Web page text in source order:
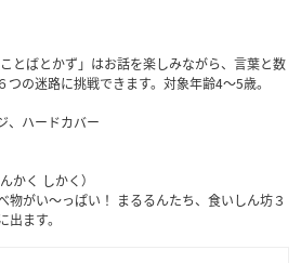
とばとかず」はお話を楽しみながら、言葉と数
の迷路に挑戦できます。対象年齢4～5歳。
、ハードカバー
く しかく）
物がい～っぱい！ まるるんたち、食いしん坊３
ます。